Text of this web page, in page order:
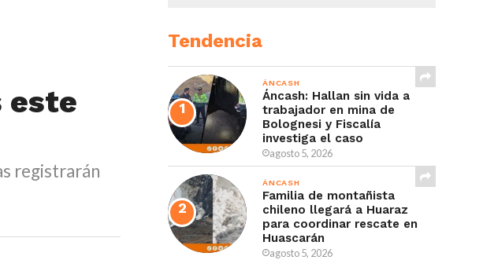
este
registrarán
Tendencia
ÁNCASH
Áncash: Hallan sin vida a
trabajador en mina de
Bolognesi y Fiscalía
investiga el caso
agosto 5, 2026
ÁNCASH
Familia de montañista
chileno llegará a Huaraz
para coordinar rescate en
Huascarán
agosto 5, 2026